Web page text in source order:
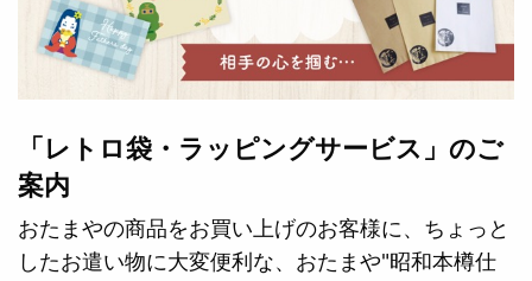
「レトロ袋・ラッピングサービス」のご
案内
おたまやの商品をお買い上げのお客様に、ちょっと
したお遣い物に大変便利な、おたまや"昭和本樽仕